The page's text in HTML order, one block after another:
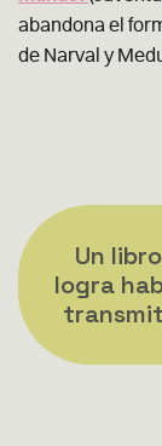
abandona el
de Narval y
Un
logra